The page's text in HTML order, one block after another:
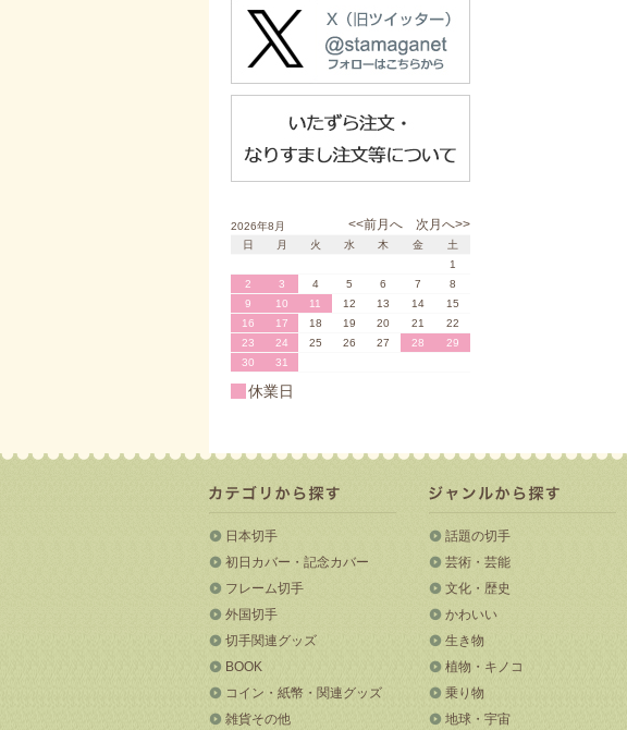
<<前月へ 次月へ>>
2026年8月
日
月 火 水 木 金
土
1
2
3 4 5 6 7
8
9
10 11 12 13 14
15
16
17 18 19 20 21
22
23
24 25 26 27 28
29
30
31
休業日
日本切手
初日カバー・記念カバー
フレーム切手
外国切手
切手関連グッズ
BOOK
コイン・紙幣・関連グッズ
雑貨その他
話題の切手
芸術・芸能
文化・歴史
かわいい
生き物
植物・キノコ
乗り物
地球・宇宙